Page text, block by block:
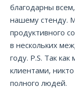
благодарны
нашему стенду.
продуктивного
в нескольких
году. P.S. Так
клиентами,
полного людей.